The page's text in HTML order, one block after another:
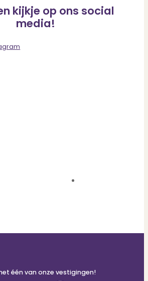
kijkje op ons social
media!
één van onze vestigingen!